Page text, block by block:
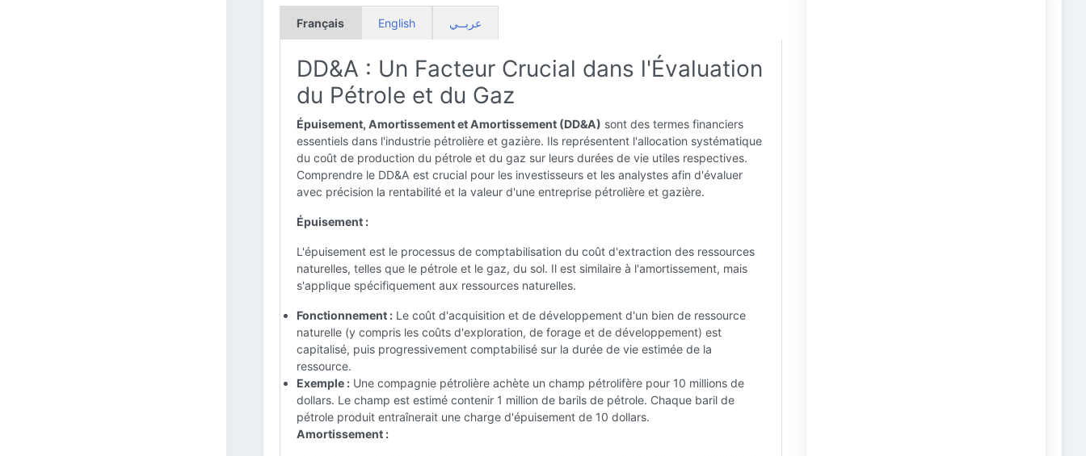
Français English عربــي
DD&A : Un Facteur Crucial dans l'Évaluation
du Pétrole et du Gaz
Épuisement, Amortissement et Amortissement (DD&A) sont des termes financiers
essentiels dans l'industrie pétrolière et gazière. Ils représentent l'allocation systématique
du coût de production du pétrole et du gaz sur leurs durées de vie utiles respectives.
Comprendre le DD&A est crucial pour les investisseurs et les analystes afin d'évaluer
avec précision la rentabilité et la valeur d'une entreprise pétrolière et gazière.
Épuisement :
L'épuisement est le processus de comptabilisation du coût d'extraction des ressources
naturelles, telles que le pétrole et le gaz, du sol. Il est similaire à l'amortissement, mais
s'applique spécifiquement aux ressources naturelles.
Fonctionnement : Le coût d'acquisition et de développement d'un bien de ressource
naturelle (y compris les coûts d'exploration, de forage et de développement) est
capitalisé, puis progressivement comptabilisé sur la durée de vie estimée de la
ressource.
Exemple : Une compagnie pétrolière achète un champ pétrolifère pour 10 millions de
dollars. Le champ est estimé contenir 1 million de barils de pétrole. Chaque baril de
pétrole produit entraînerait une charge d'épuisement de 10 dollars.
Amortissement :